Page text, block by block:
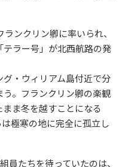
ンクリン卿に率いられ、
ラー号」が北西航路の発
・ウィリアム島付近で分
。フランクリン卿の楽観
ま冬を越すことになる
極寒の地に完全に孤立し
員たちを待っていたのは、